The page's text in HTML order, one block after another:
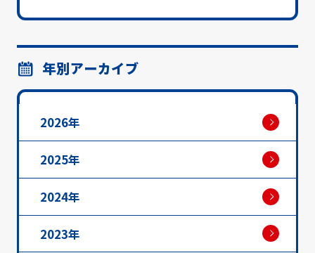
年別アーカイブ
2026年
2025年
2024年
2023年